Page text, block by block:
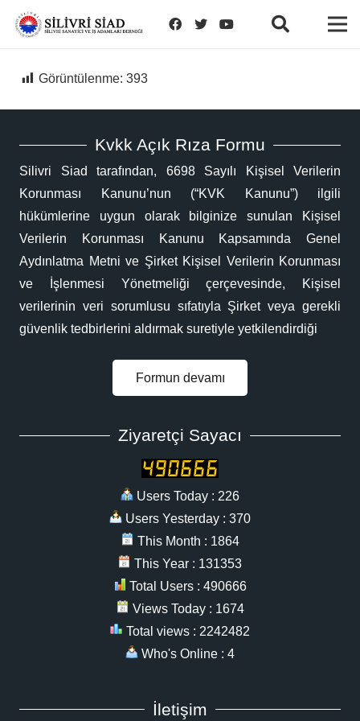
Görüntülenme: 393
Kvkk Açık Rıza Formu
Silivri Siad tarafından, 6698 Sayılı Kişisel Verilerin
Korunması Kanunu’nun (“KVK Kanunu”) ilgili
hükümlerine uygun olarak bilginize sunulan Kişisel
Verilerin Korunması Kanunu Kapsamında Genel
Aydınlatma Metni ve Şirket Kişisel Verilerin Korunması
ve İşlenmesi Yönetmeliği çerçevesinde, Kişisel
verilerinin veri sorumlusu sıfatıyla Şirket veya gerekli
güvenlik tedbirlerini aldırmak suretiyle yetkilendirdiği
Formun devamı
Ziyaretçi Sayacı
Users Today : 226
Users Yesterday : 370
This Month : 1864
This Year : 131353
Total Users : 490666
Views Today : 1674
Total views : 2242482
Who's Online : 4
İletişim